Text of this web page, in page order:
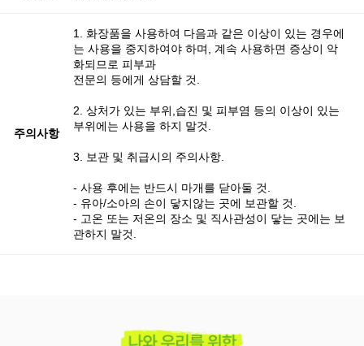
주의사항
1. 화장품을 사용하여 다음과 같은 이상이 있는 경우에
는 사용을 중지하여야 하며, 계속 사용하면 증상이 악
화되므로 피부과
전문의 등에게 상담할 것.
2. 상처가 있는 부위,습진 및 피부염 등의 이상이 있는
부위에는 사용을 하지 말것.
3. 보관 및 취급시의 주의사항.
- 사용 후에는 반드시 마개를 닫아둘 것.
- 유아/소아의 손이 닿지않는 곳에 보관할 것.
- 고온 또는 저온의 장소 및 직사관성이 닿는 곳에는 보
관하지 말것.